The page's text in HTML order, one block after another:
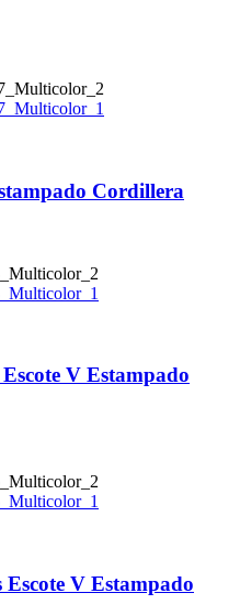
Cordillera
V Estampado
V Estampado